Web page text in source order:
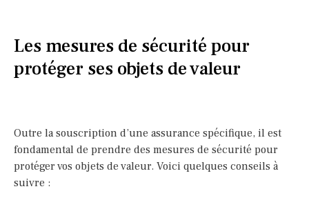
Les mesures de sécurité pour
protéger ses objets de valeur
Outre la souscription d’une assurance spécifique, il est
fondamental de prendre des mesures de sécurité pour
protéger vos objets de valeur. Voici quelques conseils à
suivre :